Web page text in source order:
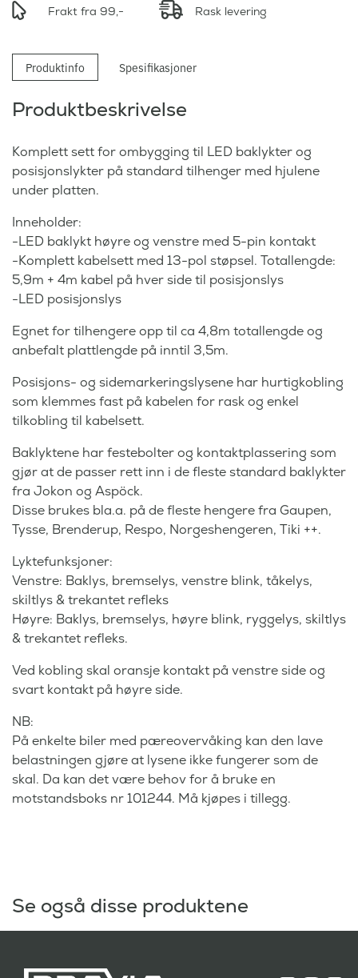
Frakt fra 99,- Rask levering
Produktinfo Spesifikasjoner
Produktbeskrivelse
Komplett sett for ombygging til LED baklykter og
posisjonslykter på standard tilhenger med hjulene
under platten.
Inneholder:
-LED baklykt høyre og venstre med 5-pin kontakt
-Komplett kabelsett med 13-pol støpsel. Totallengde:
5,9m + 4m kabel på hver side til posisjonslys
-LED posisjonslys
Egnet for tilhengere opp til ca 4,8m totallengde og
anbefalt plattlengde på inntil 3,5m.
Posisjons- og sidemarkeringslysene har hurtigkobling
som klemmes fast på kabelen for rask og enkel
tilkobling til kabelsett.
Baklyktene har festebolter og kontaktplassering som
gjør at de passer rett inn i de fleste standard baklykter
fra Jokon og Aspöck.
Disse brukes bla.a. på de fleste hengere fra Gaupen,
Tysse, Brenderup, Respo, Norgeshengeren, Tiki ++.
Lyktefunksjoner:
Venstre: Baklys, bremselys, venstre blink, tåkelys,
skiltlys & trekantet refleks
Høyre: Baklys, bremselys, høyre blink, ryggelys, skiltlys
& trekantet refleks.
Ved kobling skal oransje kontakt på venstre side og
svart kontakt på høyre side.
NB:
På enkelte biler med pæreovervåking kan den lave
belastningen gjøre at lysene ikke fungerer som de
skal. Da kan det være behov for å bruke en
motstandsboks nr 101244. Må kjøpes i tillegg.
Se også disse produktene